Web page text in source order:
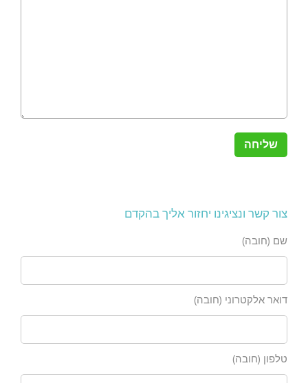
צור קשר ונציגינו יחזור אליך בהקדם
שם (חובה)
דואר אלקטרוני (חובה)
טלפון (חובה)